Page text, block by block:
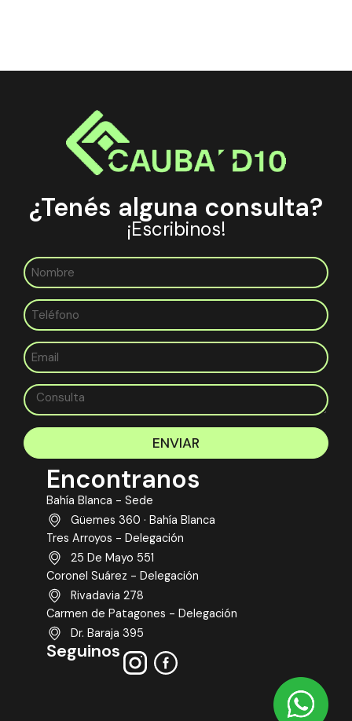
¿Tenés alguna consulta?
¡Escribinos!
ENVIAR
Encontranos
Bahía Blanca - Sede
Güemes 360 · Bahía Blanca
Tres Arroyos - Delegación
25 De Mayo 551
Coronel Suárez - Delegación
Rivadavia 278
Carmen de Patagones - Delegación
Dr. Baraja 395
Seguinos